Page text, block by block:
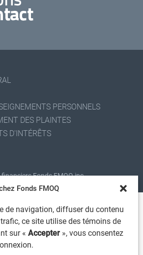
Fonds FMOQ
de navigation, diffuser du contenu
ce site utilise des témoins de
sur « Accepter », vous consentez
PERSONNELS
DES PLAINTES
D'INTÉRÊTS
Fonds FMOQ inc.